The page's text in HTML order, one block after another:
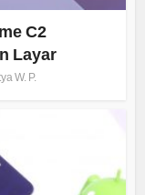
C2
Layar
W. P.